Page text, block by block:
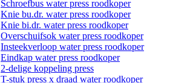
Schroefbus water press roodkoper
Knie bu.dr. water press roodkoper
Knie bi.dr. water press roodkoper
Overschuifsok water press roodkoper
Insteekverloop water press roodkoper
Eindkap water press roodkoper
2-delige koppeling press
T-stuk press x draad water roodkoper